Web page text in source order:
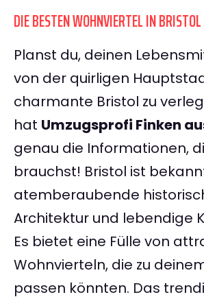
DIE BESTEN WOHNVIERTEL IN BRISTOL
Planst du, deinen
von der quirligen
charmante Bristol zu
hat Umzugsprofi Finken
genau die Informationen,
brauchst! Bristol ist
atemberaubende
Architektur und lebendige
Es bietet eine Fülle von
Wohnvierteln, die zu
passen könnten. Das